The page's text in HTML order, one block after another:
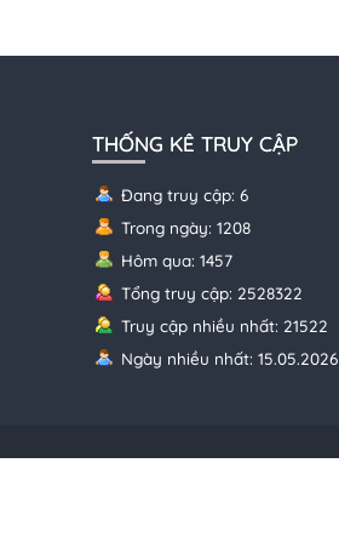
THỐNG KÊ TRUY CẬP
Đang truy cập: 6
Trong ngày: 1208
Hôm qua: 1457
Tổng truy cập: 2528322
Truy cập nhiều nhất: 21522
Ngày nhiều nhất: 15.05.2026